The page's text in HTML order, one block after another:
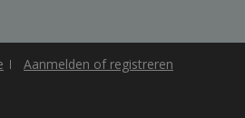
Aanmelden of registreren